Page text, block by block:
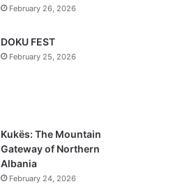
February 26, 2026
DOKU FEST
February 25, 2026
Kukës: The Mountain
Gateway of Northern
Albania
February 24, 2026